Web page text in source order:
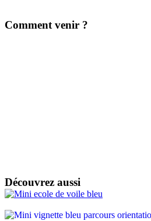
Comment venir ?
Découvrez aussi